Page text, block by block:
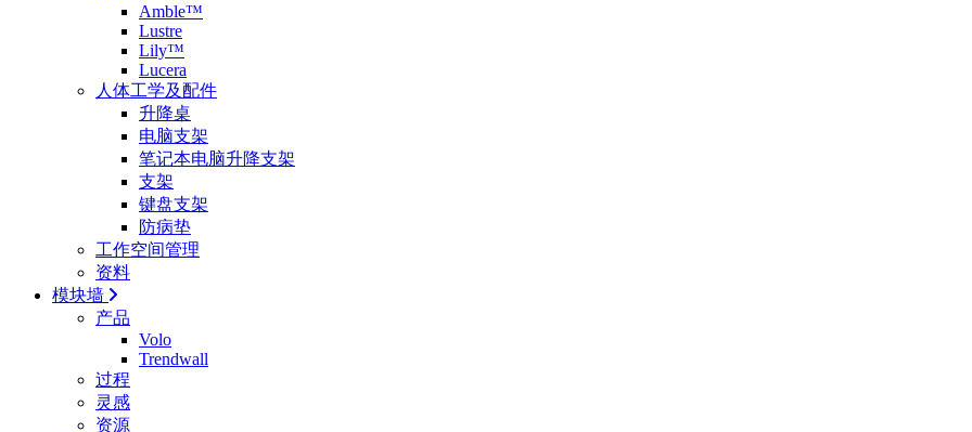
Amble™
Lustre
Lily™
Lucera
人体工学及配件
升降桌
电脑支架
笔记本电脑升降支架
支架
键盘支架
防病垫
工作空间管理
资料
模块墙
产品
Volo
Trendwall
过程
灵感
资源